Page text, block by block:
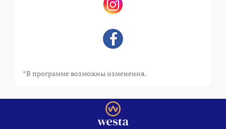
*В программе возможны изменения.